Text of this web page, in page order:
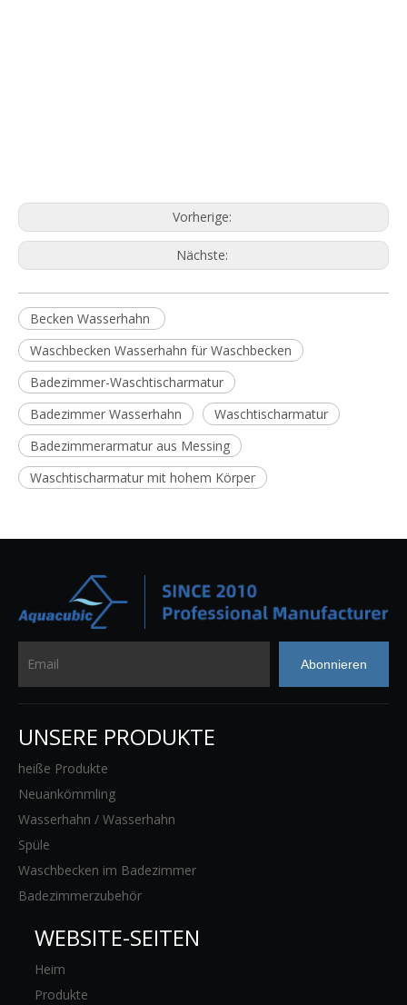
Vorherige:
Nächste:
Becken Wasserhahn
Waschbecken Wasserhahn für Waschbecken
Badezimmer-Waschtischarmatur
Badezimmer Wasserhahn
Waschtischarmatur
Badezimmerarmatur aus Messing
Waschtischarmatur mit hohem Körper
Abonnieren
UNSERE PRODUKTE
heiße Produkte
Neuankömmling
Wasserhahn / Wasserhahn
Spüle
Waschbecken im Badezimmer
Badezimmerzubehör
WEBSITE-SEITEN
Heim
Produkte